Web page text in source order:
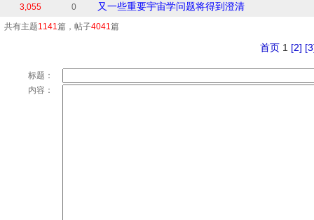
3,055 0 又一些重要宇宙学问题将得到澄清
共有主题1141篇，帖子4041篇
首页 1 [2]
标题：
内容：